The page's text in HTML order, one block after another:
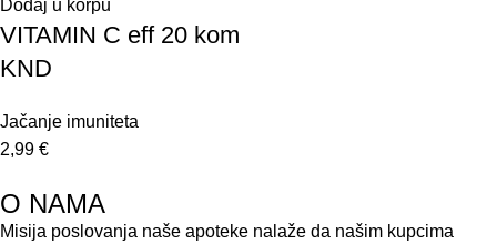
Dodaj u korpu
VITAMIN C eff 20 kom
KND
Jačanje imuniteta
2,99 €
O NAMA
Misija poslovanja naše apoteke nalaže da našim kupcima